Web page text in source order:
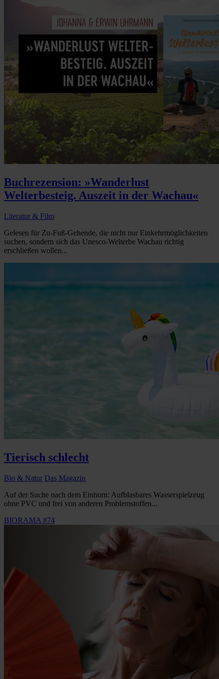
Buchrezension: »Wanderlust
Welterbesteig. Auszeit in der Wachau«
Literatur & Film
Gelesen für Zu-Fuß-Gehende, die nicht nur Einkehrmöglichkeiten
suchen, sondern sich das Unesco-Welterbe Wachau richtig
erschließen wollen...
Tierisch schlecht
Bio & Natur Das Magazin
Auf der Suche nach dem Einhorn: Aufblasbares Wasserspielzeug
ohne PVC und frei von anderen Problemstoffen...
BIORAMA #74